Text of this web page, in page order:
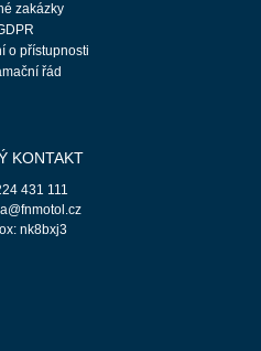
zakázky
o přístupnosti
řád
KONTAKT
431 111
nk8bxj3